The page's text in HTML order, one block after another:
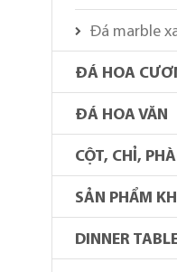
Đá marble
ĐÁ HOA
ĐÁ HOA VĂN
CỘT, CHỈ,
SẢN PHẨM
DINNER